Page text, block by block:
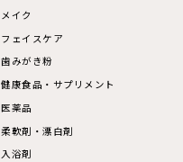
メイク
フェイスケア
歯みがき粉
健康食品・サプリメント
医薬品
柔軟剤・漂白剤
入浴剤